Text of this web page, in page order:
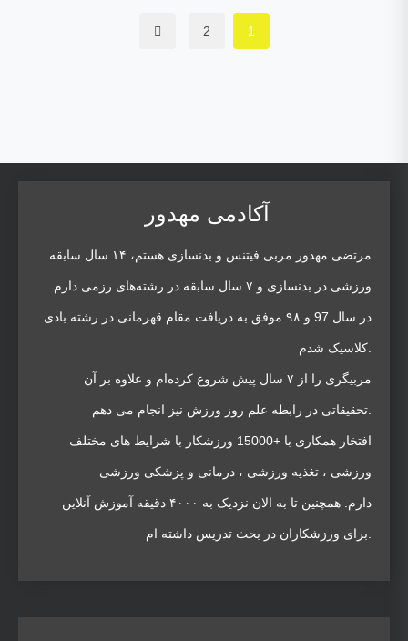
1
2
آکادمی مهدور
مرتضی مهدور مربی فیتنس و بدنسازی هستم، ۱۴ سال سابقه
ورزشی در بدنسازی و ۷ سال سابقه در رشته‌های رزمی دارم.
در سال 97 و ۹۸ موفق به دریافت مقام قهرمانی در رشته بادی
مربیگری را از ۷ سال پیش شروع کرده‌ام و علاوه بر آن
افتخار همکاری با +15000 ورزشکار با شرایط های مختلف
ورزشی ، تغذیه ورزشی ، درمانی و پزشکی ورزشی
دارم. همچنین تا به الان نزدیک به ۴۰۰۰ دقیقه آموزش آنلاین